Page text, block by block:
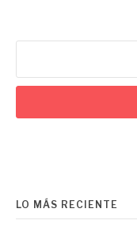
LO MÁS RECIENTE